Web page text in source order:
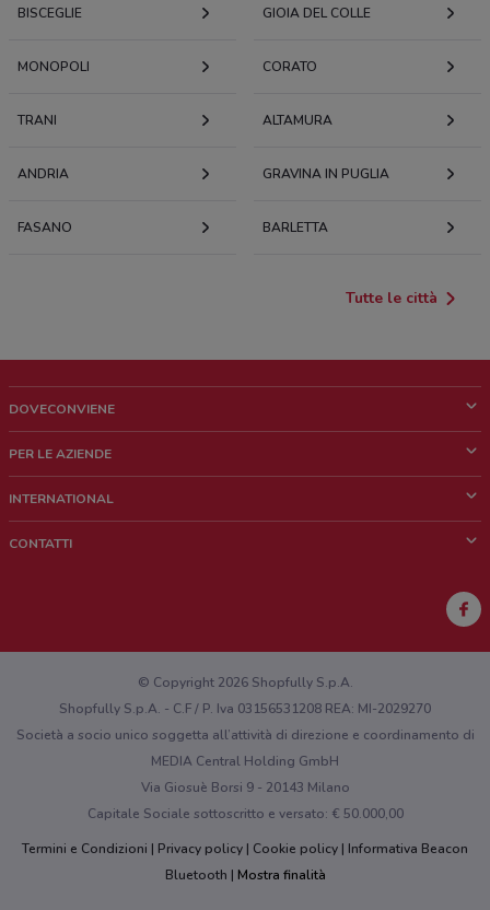
BISCEGLIE GIOIA DEL COLLE
MONOPOLI CORATO
TRANI ALTAMURA
ANDRIA GRAVINA IN PUGLIA
FASANO BARLETTA
Tutte le città
DOVECONVIENE
Chi siamo
Lavora con noi
PER LE AZIENDE
Richieste commerciali e marketing
INTERNATIONAL
CONTATTI
Hai un malfunzionamento sul web o sull'app?
© Copyright 2026 Shopfully S.p.A.
Shopfully S.p.A. - C.F / P. Iva 03156531208 REA: MI-2029270
Società a socio unico soggetta all’attività di direzione e coordinamento di
MEDIA Central Holding GmbH
Via Giosuè Borsi 9 - 20143 Milano
Capitale Sociale sottoscritto e versato: € 50.000,00
Termini e Condizioni
Privacy policy Cookie policy
Informativa Beacon
Bluetooth
Mostra finalità